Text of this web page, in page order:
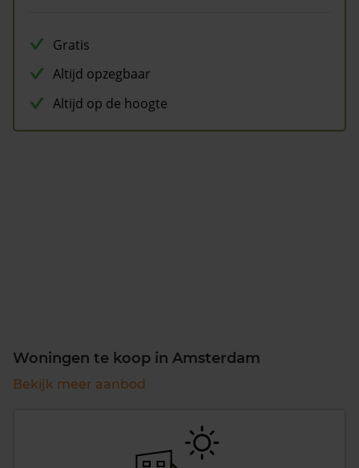
Gratis
Altijd opzegbaar
Altijd op de hoogte
Woningen te koop in Amsterdam
Bekijk meer aanbod